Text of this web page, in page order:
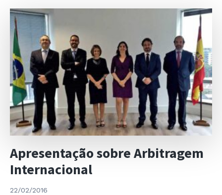
da
Propriedade
Intelectual
ASPI
2016
Apresentação sobre Arbitragem
Internacional
22/02/2016